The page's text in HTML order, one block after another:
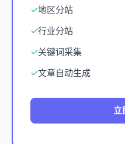
✓地区分站
✓行业分站
✓关键词采集
✓文章自动生成
立